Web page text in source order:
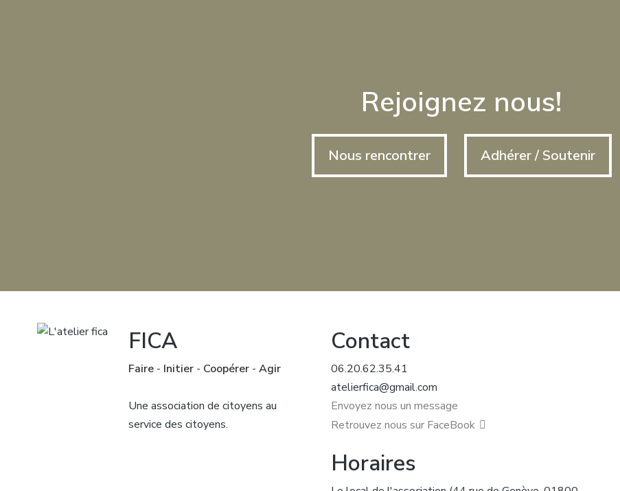
Rejoignez nous!
Nous rencontrer Adhérer / Soutenir
FICA
Faire- Initier- Coopérer- Agir
Une association de citoyens au
service des citoyens.
Contact
06.20.62.35.41
atelierfica@gmail.com
Envoyez nous un message
Retrouvez nous sur FaceBook
Horaires